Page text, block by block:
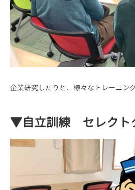
企業研究したりと、様々なトレーニン
▼自立訓練 セレクト